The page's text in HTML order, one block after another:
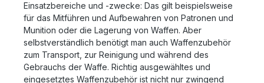
Einsatzbereiche und -zwecke: Das gilt beispielsweise
für das Mitführen und Aufbewahren von Patronen und
Munition oder die Lagerung von Waffen. Aber
selbstverständlich benötigt man auch Waffenzubehör
zum Transport, zur Reinigung und während des
Gebrauchs der Waffe. Richtig ausgewähltes und
eingesetztes Waffenzubehör ist nicht nur zwingend